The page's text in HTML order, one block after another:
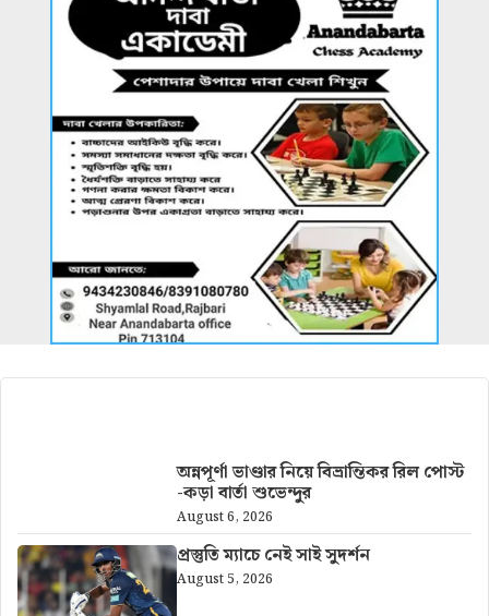
অন্নপূর্ণা ভাণ্ডার নিয়ে বিভ্রান্তিকর রিল পোস্ট
-কড়া বার্তা শুভেন্দুর
August 6, 2026
প্রস্তুতি ম্যাচে নেই সাই সুদর্শন
August 5, 2026